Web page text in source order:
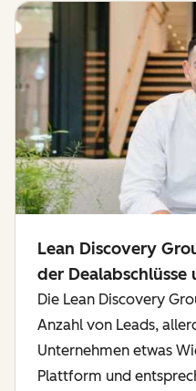
Lean Discovery
der Dealabschlüsse
Die Lean Discovery
Anzahl von Leads,
Unternehmen etwas
Plattform und